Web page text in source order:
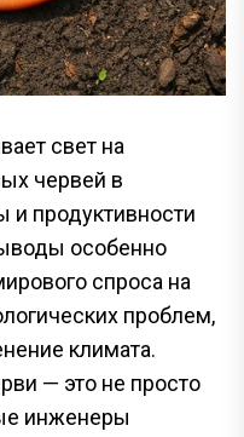
свет на
червей в
продуктивности
особенно
спроса на
проблем,
климата.
— это не просто
инженеры